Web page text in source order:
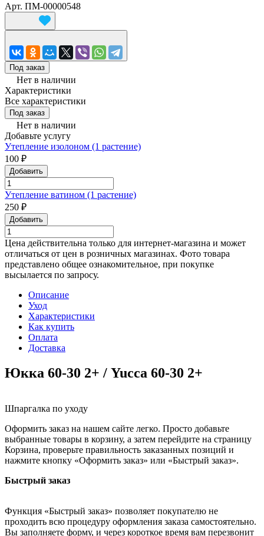
Арт. ПМ-00000548
Под заказ
Нет в наличии
Характеристики
Все характеристики
Под заказ
Нет в наличии
Добавьте услугу
Утепление изолоном (1 растение)
100 ₽
Добавить
Утепление ватином (1 растение)
250 ₽
Добавить
Цена действительна только для интернет-магазина и может
отличаться от цен в розничных магазинах. Фото товара
представлено общее ознакомительное, при покупке
высылается по запросу.
Описание
Уход
Характеристики
Как купить
Оплата
Доставка
Юкка 60-30 2+ / Yucca 60-30 2+
Шпаргалка по уходу
Оформить заказ на нашем сайте легко. Просто добавьте
выбранные товары в корзину, а затем перейдите на страницу
Корзина, проверьте правильность заказанных позиций и
нажмите кнопку «Оформить заказ» или «Быстрый заказ».
Быстрый заказ
Функция «Быстрый заказ» позволяет покупателю не
проходить всю процедуру оформления заказа самостоятельно.
Вы заполняете форму, и через короткое время вам перезвонит